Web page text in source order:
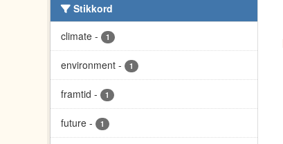
Stikkord
climate - 1
environment - 1
framtid - 1
future - 1